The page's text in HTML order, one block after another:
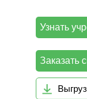
Узнать
Заказать